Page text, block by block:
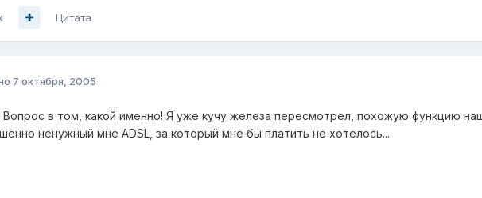
Цитата
7 октября, 2005
в том, какой именно! Я уже кучу железа пересмотрел, похожую функцию
ненужный мне ADSL, за который мне бы платить не хотелось...